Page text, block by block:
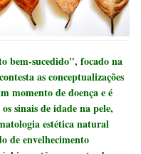
bem-sucedido", focado na
as conceptualizações
momento de doença e é
sinais de idade na pele,
estética natural
de envelhecimento